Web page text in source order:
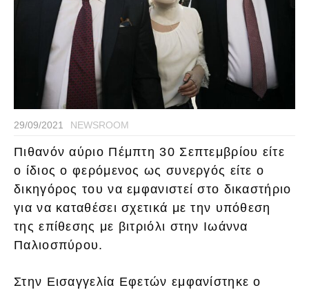
29/09/2021 NEWSROOM
Πιθανόν αύριο Πέμπτη 30 Σεπτεμβρίου είτε
ο ίδιος ο φερόμενος ως συνεργός είτε ο
δικηγόρος του να εμφανιστεί στο δικαστήριο
για να καταθέσει σχετικά με την υπόθεση
της επίθεσης με βιτριόλι στην Ιωάννα
Παλιοσπύρου.
Στην Εισαγγελία Εφετών εμφανίστηκε ο